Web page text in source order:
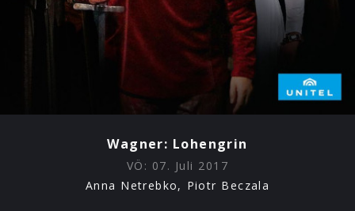
Wagner: Lohengrin
VÖ: 07. Juli 2017
Anna Netrebko, Piotr Beczala